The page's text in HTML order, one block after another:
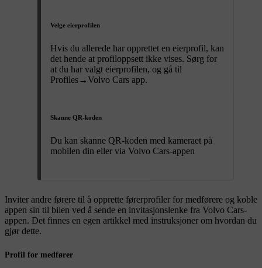
Velge eierprofilen
Hvis du allerede har opprettet en eierprofil, kan
det hende at profiloppsett ikke vises. Sørg for
at du har valgt eierprofilen, og gå til
Profiles→Volvo Cars app.
Skanne QR-koden
Du kan skanne QR-koden med kameraet på
mobilen din eller via Volvo Cars-appen
Inviter andre førere til å opprette førerprofiler for medførere og koble
appen sin til bilen ved å sende en invitasjonslenke fra Volvo Cars-
appen. Det finnes en egen artikkel med instruksjoner om hvordan du
gjør dette.
Profil for medfører